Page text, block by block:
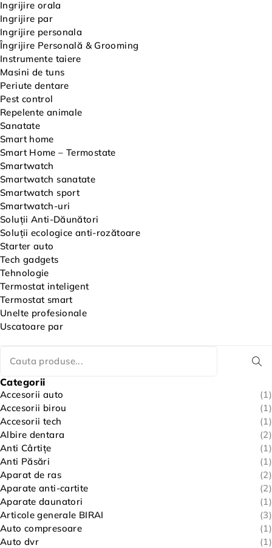
Ingrijire orala
Ingrijire par
Ingrijire personala
Îngrijire Personală & Grooming
Instrumente taiere
Masini de tuns
Periute dentare
Pest control
Repelente animale
Sanatate
Smart home
Smart Home – Termostate
Smartwatch
Smartwatch sanatate
Smartwatch sport
Smartwatch-uri
Soluții Anti-Dăunători
Soluții ecologice anti-rozătoare
Starter auto
Tech gadgets
Tehnologie
Termostat inteligent
Termostat smart
Unelte profesionale
Uscatoare par
Categorii
Accesorii auto
(1)
Accesorii birou
(1)
Accesorii tech
(1)
Albire dentara
(2)
Anti Cârtițe
(1)
Anti Păsări
(1)
Aparat de ras
(2)
Aparate anti-cartite
(2)
Aparate daunatori
(1)
Articole generale BIRAI
(3)
Auto compresoare
(1)
Auto dvr
(1)